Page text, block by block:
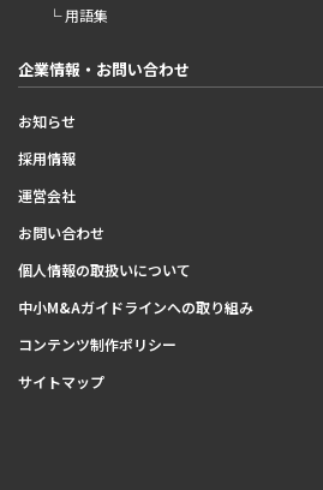
└ 用語集
企業情報・お問い合わせ
お知らせ
採用情報
運営会社
お問い合わせ
個人情報の取扱いについて
中小M&Aガイドラインへの取り組み
コンテンツ制作ポリシー
サイトマップ